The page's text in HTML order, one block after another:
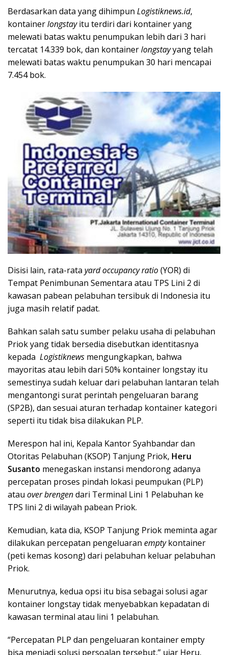
Berdasarkan data yang dihimpun Logistiknews.id,
kontainerlongstayitu terdiri dari kontainer yang
melewati batas waktu penumpukan lebih dari 3 hari
tercatat 14.339 bok, dan kontainerlongstayyang telah
melewati batas waktu penumpukan 30 hari mencapai
7.454 bok.
Disisi lain, rata-rata yard occupancy ratio(YOR) di
Tempat Penimbunan Sementara atau TPS Lini 2 di
kawasan pabean pelabuhan tersibuk di Indonesia itu
juga masih relatif padat.
Bahkan salah satu sumber pelaku usaha di pelabuhan
Priok yang tidak bersedia disebutkan identitasnya
kepada Logistiknews mengungkapkan, bahwa
mayoritas atau lebih dari 50% kontainer longstay itu
semestinya sudah keluar dari pelabuhan lantaran telah
mengantongi surat perintah pengeluaran barang
(SP2B), dan sesuai aturan terhadap kontainer kategori
seperti itu tidak bisa dilakukan PLP.
Merespon hal ini, Kepala Kantor Syahbandar dan
Otoritas Pelabuhan (KSOP) Tanjung Priok, Heru
Susanto menegaskan instansi mendorong adanya
percepatan proses pindah lokasi peumpukan (PLP)
atau over brengendari Terminal Lini 1 Pelabuhan ke
TPS lini 2 di wilayah pabean Priok.
Kemudian, kata dia, KSOP Tanjung Priok meminta agar
dilakukan percepatan pengeluaran emptykontainer
(peti kemas kosong) dari pelabuhan keluar pelabuhan
Priok.
Menurutnya, kedua opsi itu bisa sebagai solusi agar
kontainer longstay tidak menyebabkan kepadatan di
kawasan terminal atau lini 1 pelabuhan.
“Percepatan PLP dan pengeluaran kontainer empty
bisa menjadi solusi persoalan tersebut,” ujar Heru,